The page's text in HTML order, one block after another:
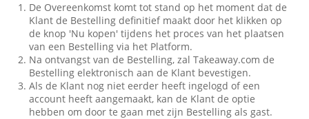
De Overeenkomst komt tot stand op het moment dat de
Klant de Bestelling definitief maakt door het klikken op
de knop 'Nu kopen' tijdens het proces van het plaatsen
van een Bestelling via het Platform.
Na ontvangst van de Bestelling, zal Takeaway.com de
Bestelling elektronisch aan de Klant bevestigen.
Als de Klant nog niet eerder heeft ingelogd of een
account heeft aangemaakt, kan de Klant de optie
hebben om door te gaan met zijn Bestelling als gast.